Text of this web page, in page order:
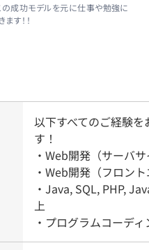
の成功モデルを元に仕事や勉強に
す！！
以下すべてのご経験
す！
・Web開発（サーバ
・Web開発（フロン
・Java, SQL, PHP,
上
・プログラムコーデ